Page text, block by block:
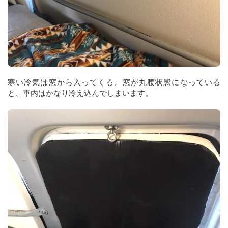
寒い冷気は窓から入ってくる。窓が丸腰状態になっている
と、車内はかなり冷え込んでしまいます。